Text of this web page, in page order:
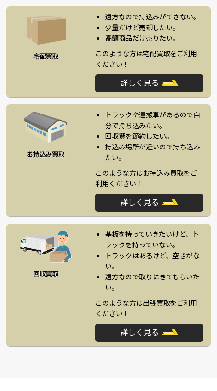
遠方なので持込みができない。
少量だけど売却したい。
高額商品だけ売りたい。
このような方は宅配買取をご利用
ください！
詳しく見る
トラックや運搬車があるので自
分で持ち込みたい。
回収費を節約したい。
持込み場所が近いので持ち込み
たい。
このような方はお持込み買取をご
利用ください！
詳しく見る
基板を持っていきたいけど、ト
ラックを持っていない。
トラックはあるけど、空きがな
い。
遠方なので取りにきてもらいた
い。
このような方は出張買取をご利用
ください！
詳しく見る